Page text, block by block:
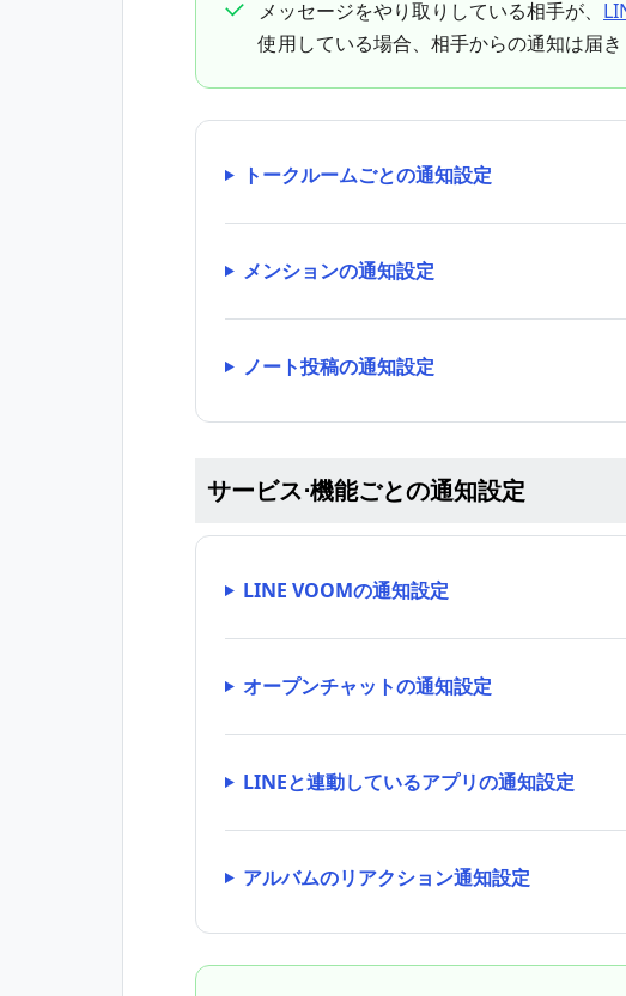
メッセージをやり取りしている相手が、
使用している場合、相手からの通知は届き
トークルームごとの通知設定
メンションの通知設定
ノート投稿の通知設定
サービス⋅機能ごとの通知設定
LINE VOOMの通知設定
オープンチャットの通知設定
LINEと連動しているアプリの通知設定
アルバムのリアクション通知設定